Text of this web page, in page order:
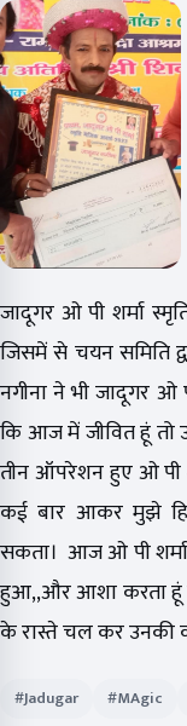
जादूगर ओ पी शर्मा
जिसमें से चयन समिति
नगीना ने भी जादूगर ओ
कि आज में जीवित हूं तो
तीन ऑपरेशन हुए ओ पी
कई बार आकर मुझे
सकता। आज ओ पी शर्मा
हुआ,,और आशा करता हूं
के रास्ते चल कर उनकी
#Jadugar #MAgic